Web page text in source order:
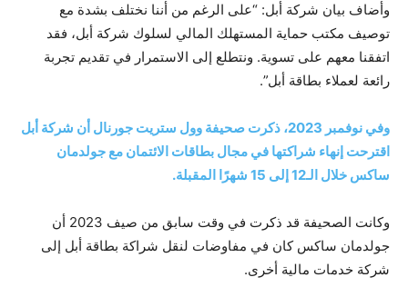
وأضاف بيان شركة أبل: “على الرغم من أننا نختلف بشدة مع
توصيف مكتب حماية المستهلك المالي لسلوك شركة أبل، فقد
اتفقنا معهم على تسوية. ونتطلع إلى الاستمرار في تقديم تجربة
رائعة لعملاء بطاقة أبل”.
وفي نوفمبر 2023، ذكرت صحيفة وول ستريت جورنال أن شركة أبل
اقترحت إنهاء شراكتها في مجال بطاقات الائتمان مع جولدمان
ساكس خلال الـ12 إلى 15 شهرًا المقبلة.
وكانت الصحيفة قد ذكرت في وقت سابق من صيف 2023 أن
جولدمان ساكس كان في مفاوضات لنقل شراكة بطاقة أبل إلى
شركة خدمات مالية أخرى.